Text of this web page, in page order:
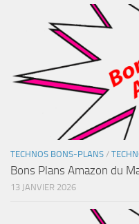
TECHNOS BONS-PLANS /
Bons Plans Amazon du
13 JANVIER 2026